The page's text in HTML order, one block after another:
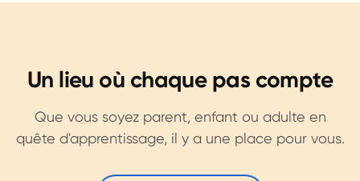
Un lieu où chaque pas compte
Que vous soyez parent, enfant ou adulte en
quête d'apprentissage, il y a une place pour vous.